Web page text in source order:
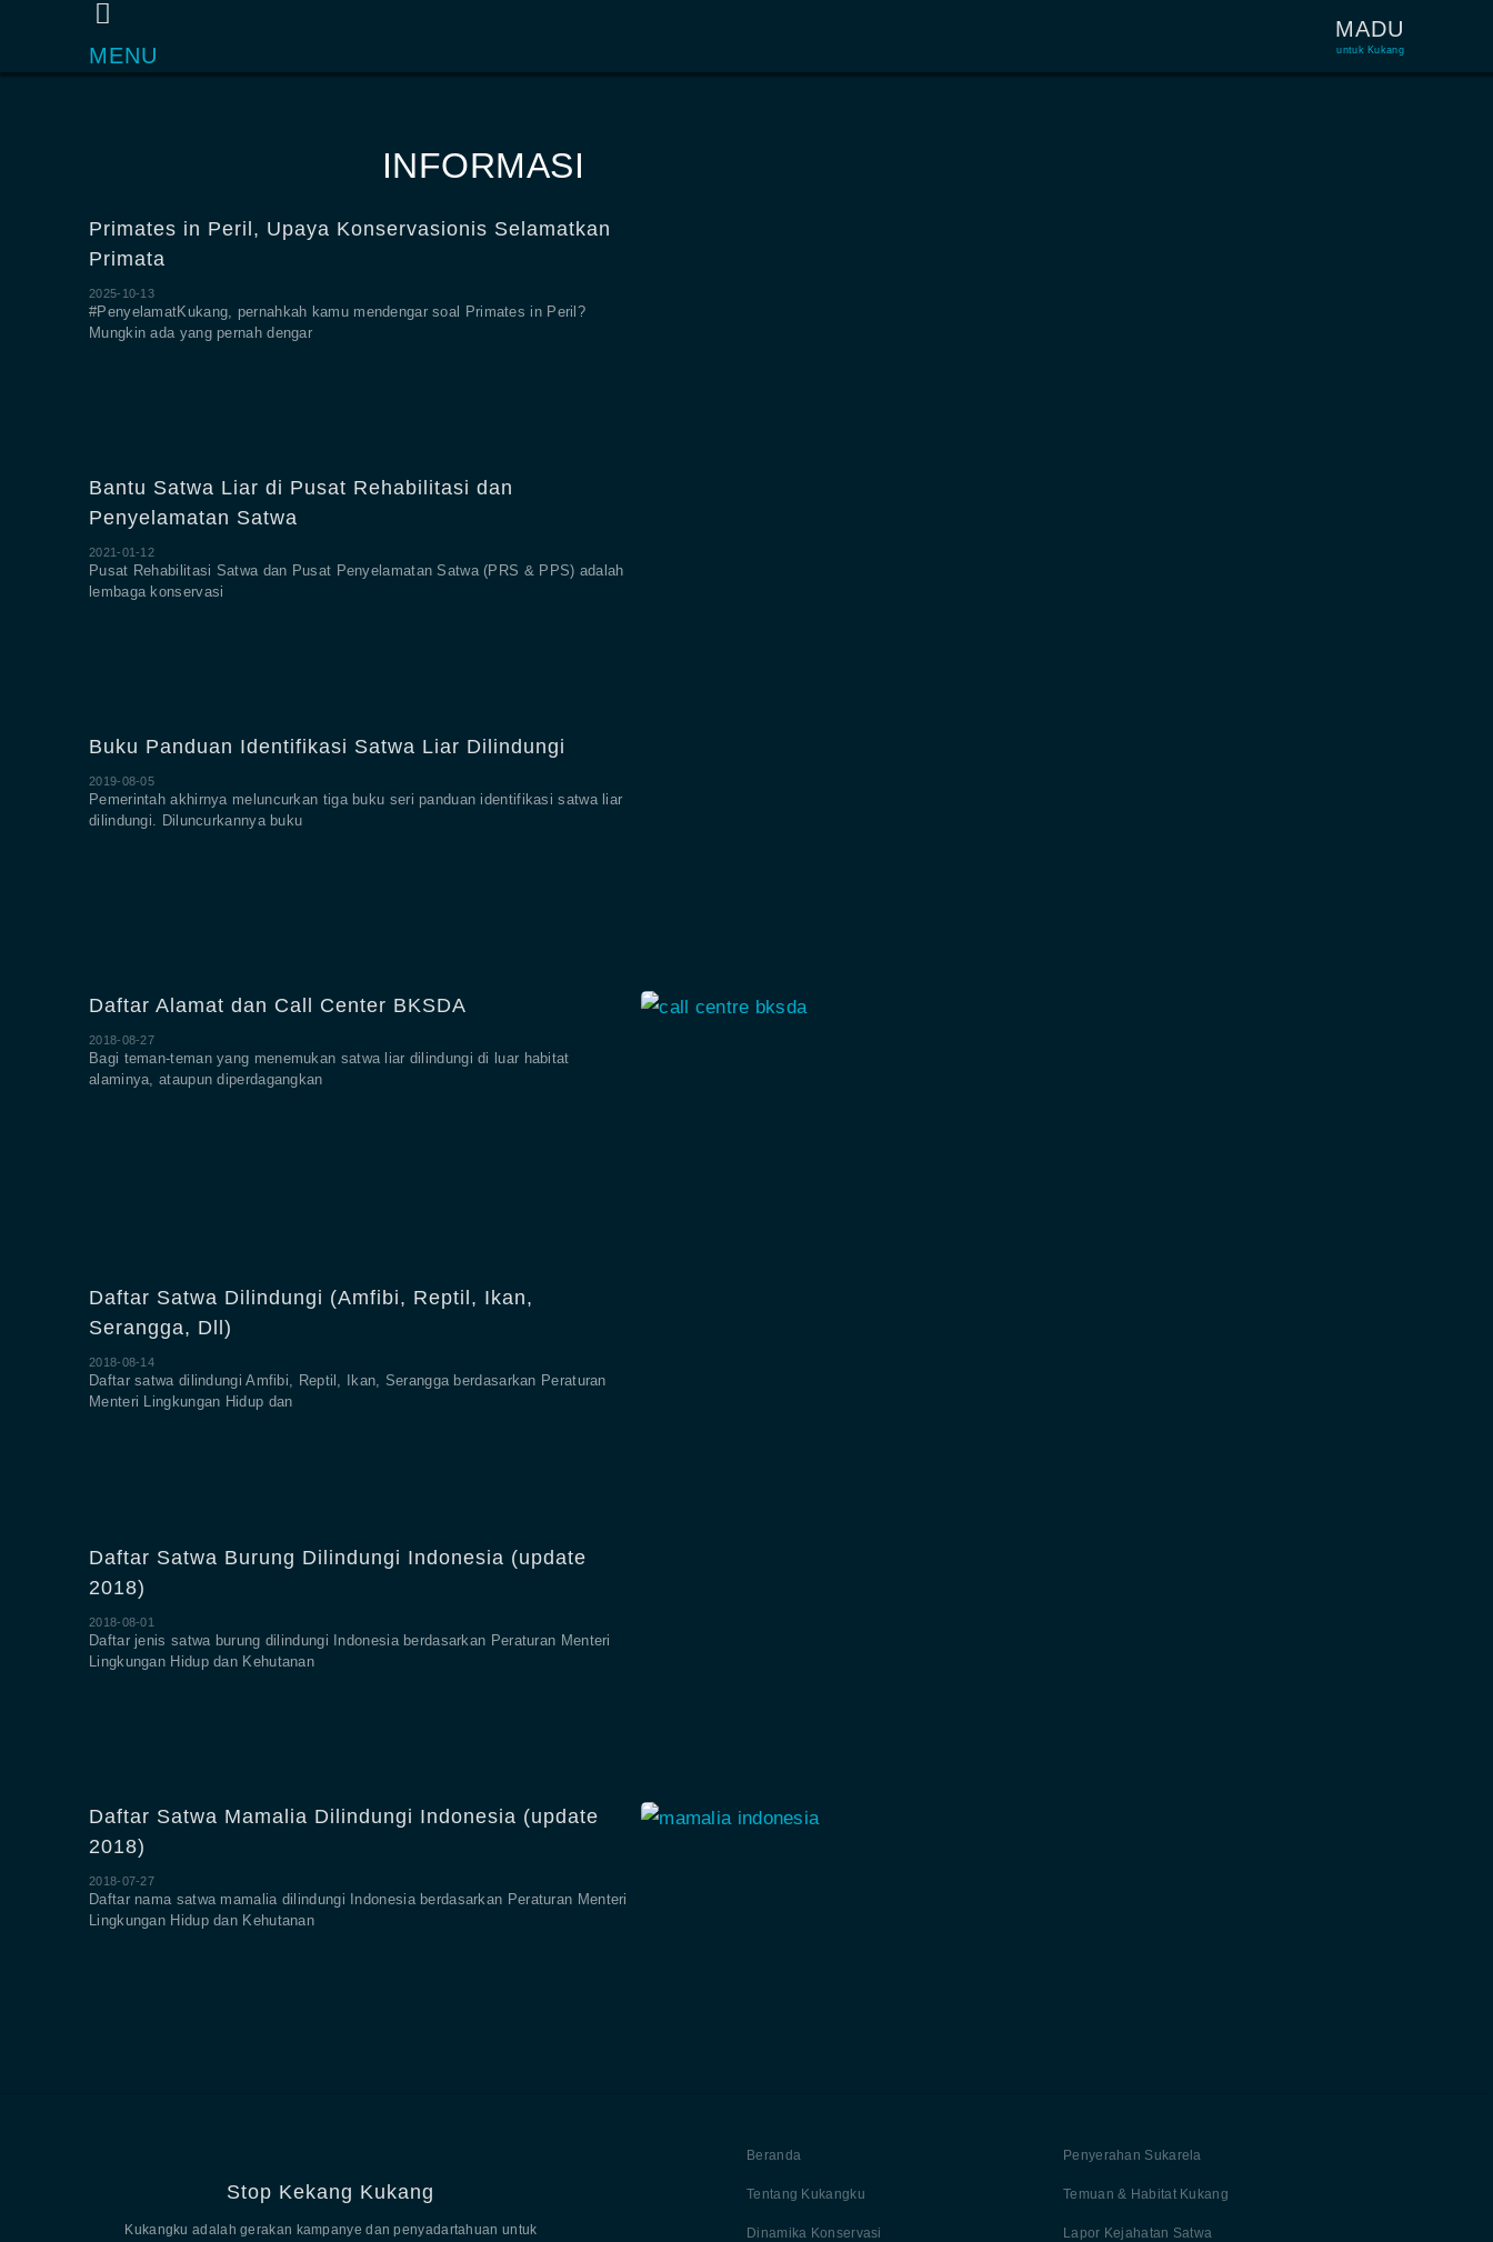
MENU
MADU
untuk Kukang
INFORMASI
Primates in Peril, Upaya Konservasionis Selamatkan
Primata
2025-10-13
#PenyelamatKukang, pernahkah kamu mendengar soal Primates in Peril?
Mungkin ada yang pernah dengar
Bantu Satwa Liar di Pusat Rehabilitasi dan
Penyelamatan Satwa
2021-01-12
Pusat Rehabilitasi Satwa dan Pusat Penyelamatan Satwa (PRS & PPS) adalah
lembaga konservasi
Buku Panduan Identifikasi Satwa Liar Dilindungi
2019-08-05
Pemerintah akhirnya meluncurkan tiga buku seri panduan identifikasi satwa liar
dilindungi. Diluncurkannya buku
Daftar Alamat dan Call Center BKSDA
2018-08-27
Bagi teman-teman yang menemukan satwa liar dilindungi di luar habitat
alaminya, ataupun diperdagangkan
Daftar Satwa Dilindungi (Amfibi, Reptil, Ikan,
Serangga, Dll)
2018-08-14
Daftar satwa dilindungi Amfibi, Reptil, Ikan, Serangga berdasarkan Peraturan
Menteri Lingkungan Hidup dan
Daftar Satwa Burung Dilindungi Indonesia (update
2018)
2018-08-01
Daftar jenis satwa burung dilindungi Indonesia berdasarkan Peraturan Menteri
Lingkungan Hidup dan Kehutanan
Daftar Satwa Mamalia Dilindungi Indonesia (update
2018)
2018-07-27
Daftar nama satwa mamalia dilindungi Indonesia berdasarkan Peraturan Menteri
Lingkungan Hidup dan Kehutanan
Stop Kekang Kukang
Kukangku adalah gerakan kampanye dan penyadartahuan untuk
Beranda
Tentang Kukangku
Dinamika Konservasi
Penyerahan Sukarela
Temuan & Habitat Kukang
Lapor Kejahatan Satwa